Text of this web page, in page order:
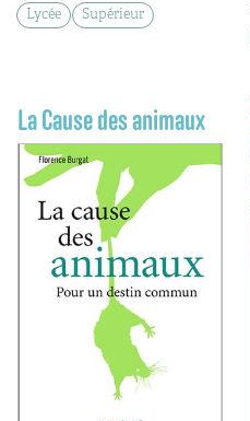
Lycée Supérieur
La Cause des animaux